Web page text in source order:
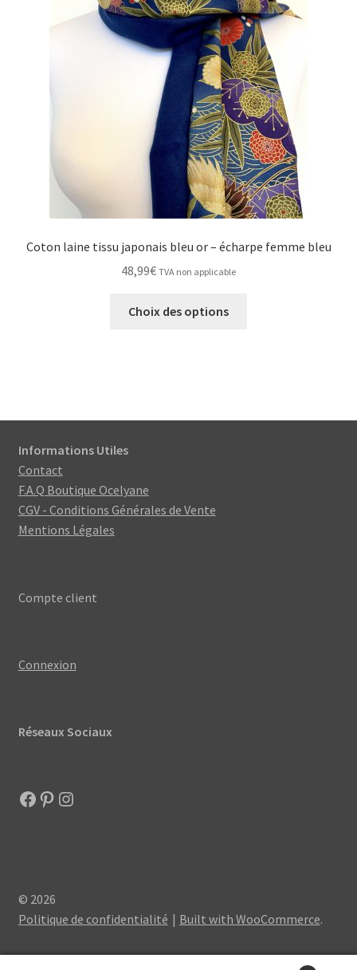
Coton laine tissu japonais bleu or – écharpe femme bleu
48,99€ TVA non applicable
Choix des options
options
Informations Utiles
Contact
F.A.Q Boutique Ocelyane
CGV - Conditions Générales de Vente
Mentions Légales
Compte client
Connexion
Réseaux Sociaux
Facebook
Pinterest
Instagram
© 2026
Politique de confidentialité
Built with WooCommerce.